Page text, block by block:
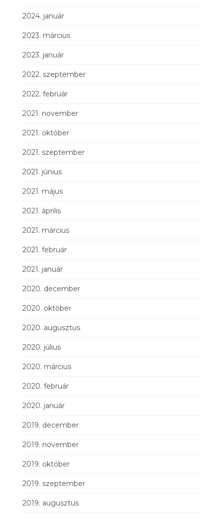
2024. január
2023. március
2023. január
2022. szeptember
2022. február
2021. november
2021. október
2021. szeptember
2021. június
2021. május
2021. április
2021. március
2021. február
2021. január
2020. december
2020. október
2020. augusztus
2020. július
2020. március
2020. február
2020. január
2019. december
2019. november
2019. október
2019. szeptember
2019. augusztus